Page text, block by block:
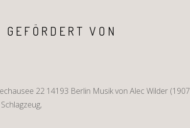
VON
22 14193 Berlin Musik von Alec Wilder (1907